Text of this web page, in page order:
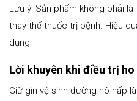
Lưu ý: Sản phẩm không phải
thay thế thuốc trị bệnh. Hiệu
dụng.
Lời khuyên khi điều trị
Giữ gìn vệ sinh đường hô hấp